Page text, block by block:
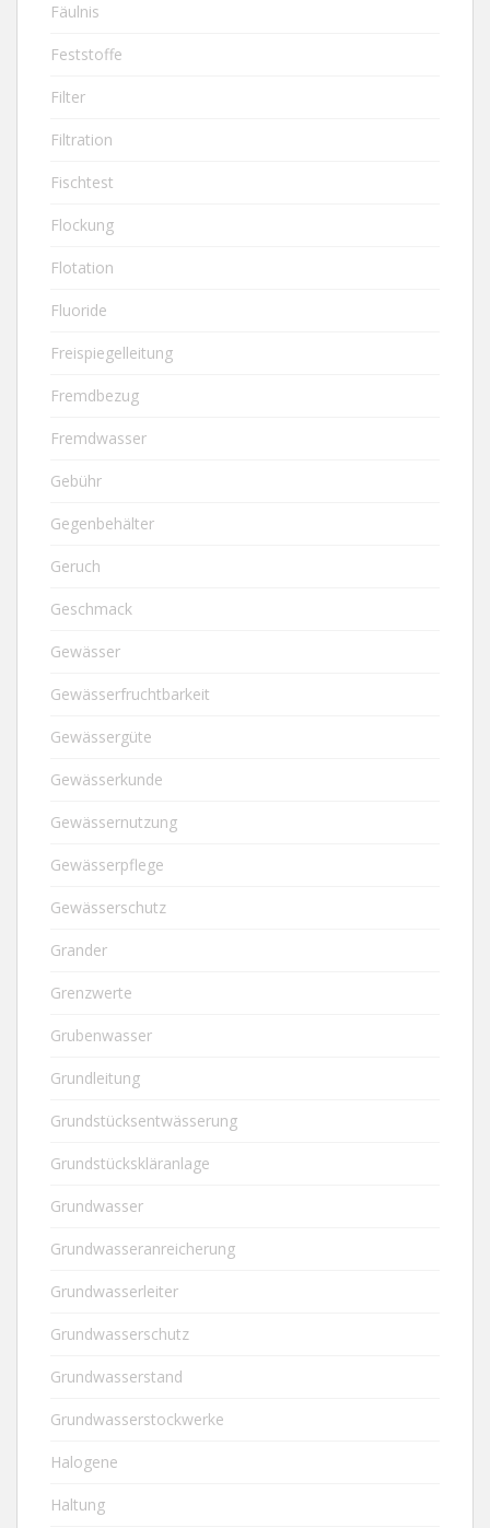
Fäulnis
Feststoffe
Filter
Filtration
Fischtest
Flockung
Flotation
Fluoride
Freispiegelleitung
Fremdbezug
Fremdwasser
Gebühr
Gegenbehälter
Geruch
Geschmack
Gewässer
Gewässerfruchtbarkeit
Gewässergüte
Gewässerkunde
Gewässernutzung
Gewässerpflege
Gewässerschutz
Grander
Grenzwerte
Grubenwasser
Grundleitung
Grundstücksentwässerung
Grundstückskläranlage
Grundwasser
Grundwasseranreicherung
Grundwasserleiter
Grundwasserschutz
Grundwasserstand
Grundwasserstockwerke
Halogene
Haltung